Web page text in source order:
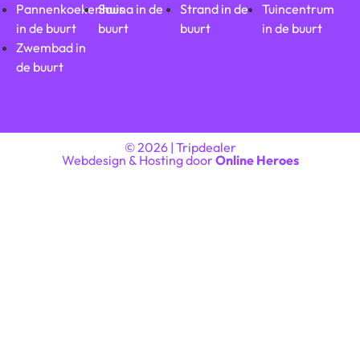
Pannenkoekenhuis
in de buurt
Zwembad in
de buurt
Sauna in de
buurt
Strand in de
buurt
Tuincentrum
in de buurt
© 2026 | Tripdealer
Webdesign & Hosting doorOnline Heroes